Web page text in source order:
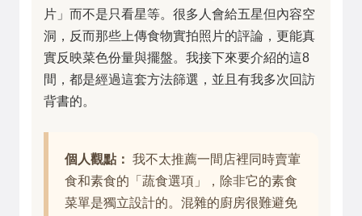
片」而不是只看星等。很多人會給五星但內容空
洞，反而那些上傳食物實拍照片的評論，更能真
實反映菜色份量與擺盤。我接下來要介紹的這8
間，都是經過這套方法篩選，並且有我多次回訪
背書的。
個人觀點： 我不太推薦一間店裡同時賣葷
食和素食的「蔬食選項」，除非它的素食
菜單是獨立設計的。混雜的廚房很難避免